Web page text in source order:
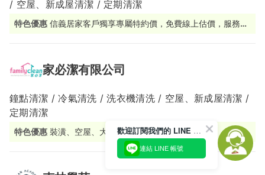
/ 空屋、新成屋清潔 / 定期清潔
特色優惠 信義居家客戶獨享專屬特約價，免費線上估價，服務價
家必潔有限公司
鐘點清潔 / 冷氣清洗 / 洗衣機清洗 / 空屋、新成屋清潔 /
定期清潔
特色優惠 裝潢、空屋、大掃除估價免費 歡迎訂閱我們的 LINE 官方帳號
連結 LINE 帳號